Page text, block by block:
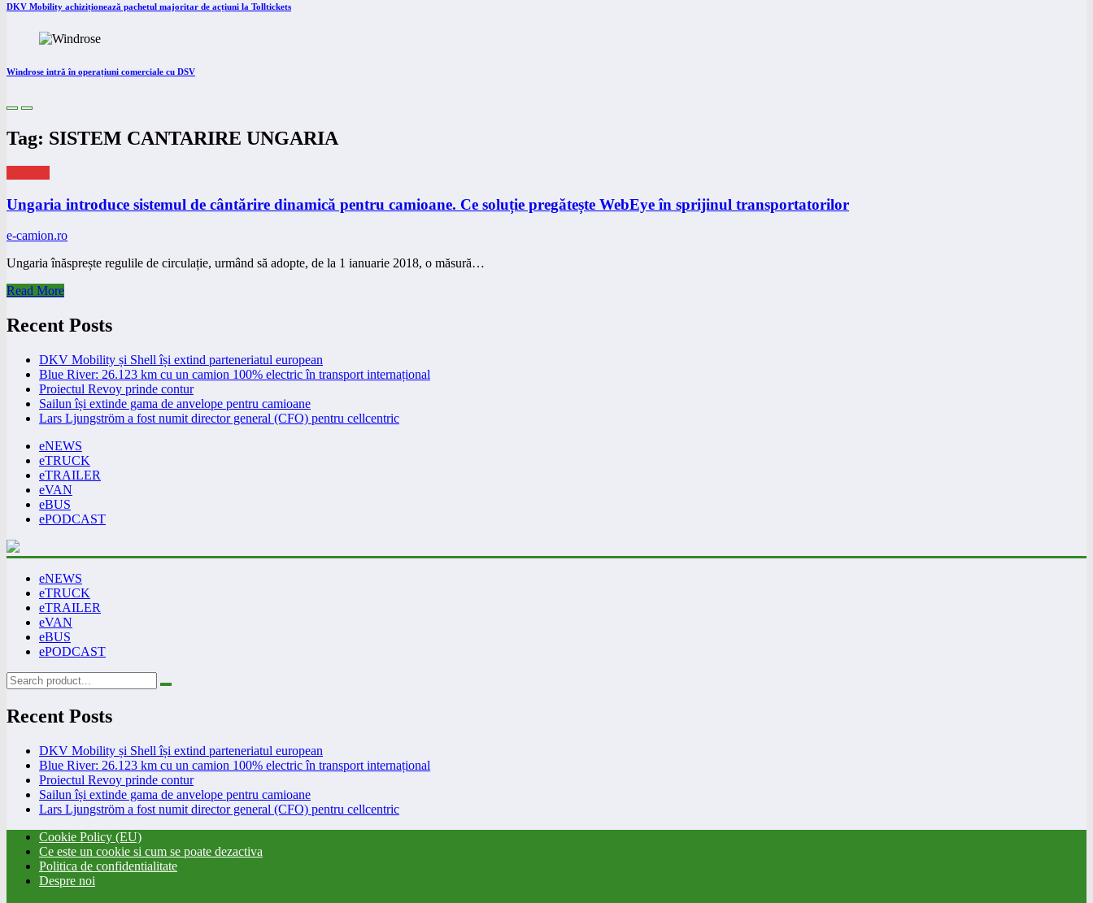
DKV Mobility achiziționează pachetul majoritar de acțiuni la Tolltickets
Windrose intră în operațiuni comerciale cu DSV
Tag: SISTEM CANTARIRE UNGARIA
Ungaria introduce sistemul de cântărire dinamică pentru camioane. Ce soluție pregătește WebEye în sprijinul transportatorilor
e-camion.ro
Ungaria înăsprește regulile de circulație, urmând să adopte, de la 1 ianuarie 2018, o măsură…
Read More
Recent Posts
DKV Mobility și Shell își extind parteneriatul european
Blue River: 26.123 km cu un camion 100% electric în transport internațional
Proiectul Revoy prinde contur
Sailun își extinde gama de anvelope pentru camioane
Lars Ljungström a fost numit director general (CFO) pentru cellcentric
eNEWS
eTRUCK
eTRAILER
eVAN
eBUS
ePODCAST
eNEWS
eTRUCK
eTRAILER
eVAN
eBUS
ePODCAST
Recent Posts
DKV Mobility și Shell își extind parteneriatul european
Blue River: 26.123 km cu un camion 100% electric în transport internațional
Proiectul Revoy prinde contur
Sailun își extinde gama de anvelope pentru camioane
Lars Ljungström a fost numit director general (CFO) pentru cellcentric
Cookie Policy (EU)
Ce este un cookie si cum se poate dezactiva
Politica de confidentialitate
Despre noi